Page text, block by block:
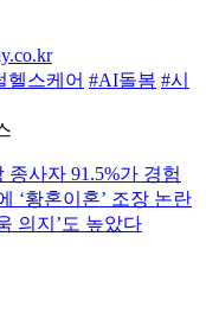
헬스케어 #AI돌봄 #시
사자 91.5%가 경험
‘황혼이혼’ 조장 논란
의지’도 높았다